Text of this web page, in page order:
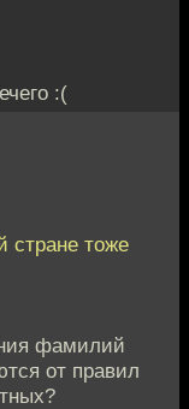
:(
стране тоже
фамилий
от правил